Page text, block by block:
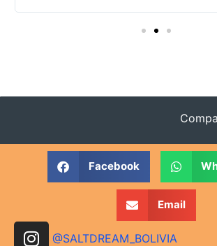
Facebook
Email
@SALTDREAM_BOLIVIA